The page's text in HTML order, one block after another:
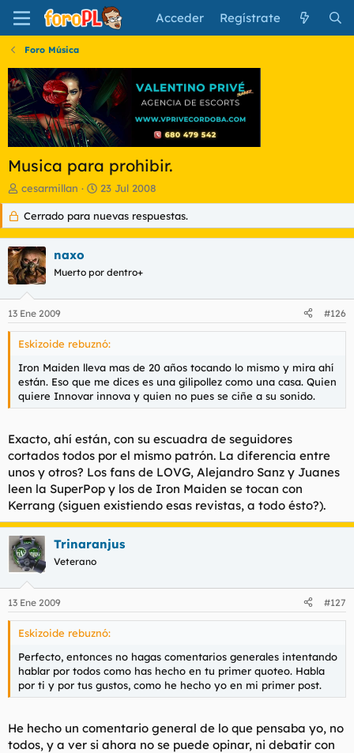
Acceder Regístrate
Foro Música
Musica para prohibir.
I
n
c
i
a
d
o
r
d
e
l
e
m
a
cesarmillan
F
e
c
h
e
n
c
i
23 Jul 2008
Cerrado para nuevas respuestas.
naxo
Muerto por dentro+
13 Ene 2009 #126
Eskizoide rebuznó:
Iron Maiden lleva mas de 20 años tocando lo mismo y mira ahí
están. Eso que me dices es una gilipollez como una casa. Quien
quiere Innovar innova y quien no pues se ciñe a su sonido.
Exacto, ahí están, con su escuadra de seguidores
cortados todos por el mismo patrón. La diferencia entre
unos y otros? Los fans de LOVG, Alejandro Sanz y Juanes
leen la SuperPop y los de Iron Maiden se tocan con
Kerrang (siguen existiendo esas revistas, a todo ésto?).
Trinaranjus
Veterano
13 Ene 2009 #127
Eskizoide rebuznó:
Perfecto, entonces no hagas comentarios generales intentando
hablar por todos como has hecho en tu primer quoteo. Habla
por ti y por tus gustos, como he hecho yo en mi primer post.
He hecho un comentario general de lo que pensaba yo, no
todos, y a ver si ahora no se puede opinar, ni debatir con